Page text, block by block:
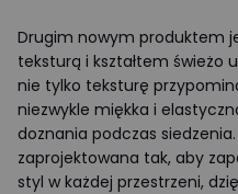
Drugim nowym produktem
teksturą i kształtem świeżo
nie tylko teksturę
niezwykle miękka i
doznania podczas
zaprojektowana tak, aby
styl w każdej przestrzeni,